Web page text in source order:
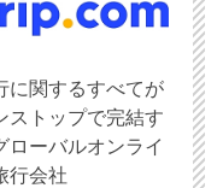
に関するすべてが
ストップで完結す
ローバルオンライ
行会社